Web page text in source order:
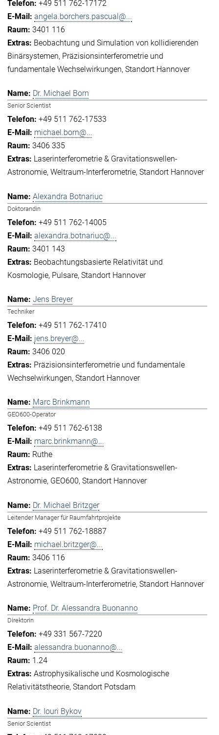
+49 511 762-17172
angela.borchers.pascual@...
3401 116
Beobachtung und Simulation von kollidierenden
Binärsystemen Präzisionsinterferometrie und
fundamentale Wechselwirkungen Standort Hannover
Dr. Michael Born
Senior Scientist
+49 511 762-17533
michael.born@...
3406 335
Laserinterferometrie & Gravitationswellen-
Astronomie Weltraum-Interferometrie Standort Hannover
Alexandra Botnariuc
Doktorandin
+49 511 762-14005
alexandra.botnariuc@...
3401 143
Beobachtungsbasierte Relativität und
Kosmologie Pulsare Standort Hannover
Jens Breyer
Techniker
+49 511 762-17410
jens.breyer@...
3406 020
Präzisionsinterferometrie und fundamentale
Wechselwirkungen Standort Hannover
Marc Brinkmann
GEO600-Operator
+49 511 762-6138
marc.brinkmann@...
Ruthe
Laserinterferometrie & Gravitationswellen-
Astronomie GEO600 Standort Hannover
Dr. Michael Britzger
Leitender Manager für Raumfahrtprojekte
+49 511 762-18887
michael.britzger@...
3406 116
Laserinterferometrie & Gravitationswellen-
Astronomie Weltraum-Interferometrie Standort Hannover
Prof. Dr. Alessandra Buonanno
Direktorin
+49 331 567-7220
alessandra.buonanno@...
1.24
Astrophysikalische und Kosmologische
Relativitätstheorie Standort Potsdam
Dr. Iouri Bykov
Senior Scientist